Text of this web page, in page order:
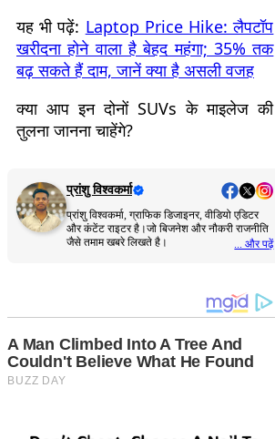
यह भी पढ़ें: Laptop Price Hike: लैपटॉप
खरीदना होने वाला है बेहद महंगा; 35% तक
बढ़ सकते हैं दाम, जानें क्या है असली वजह
क्या आप इन दोनों SUVs के माइलेज की
तुलना जानना चाहेंगे?
प्रांशु विश्वकर्मा
प्रांशु विश्वकर्मा, ग्राफिक डिजाइनर, वीडियो एडिटर
और कंटेंट राइटर है।जो बिजनेश और नौकरी राजनीति
जैसे तमाम खबरे लिखते है।
... और पढ़ें